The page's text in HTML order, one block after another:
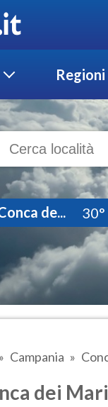
Regioni
de... 30°
Campania
dei